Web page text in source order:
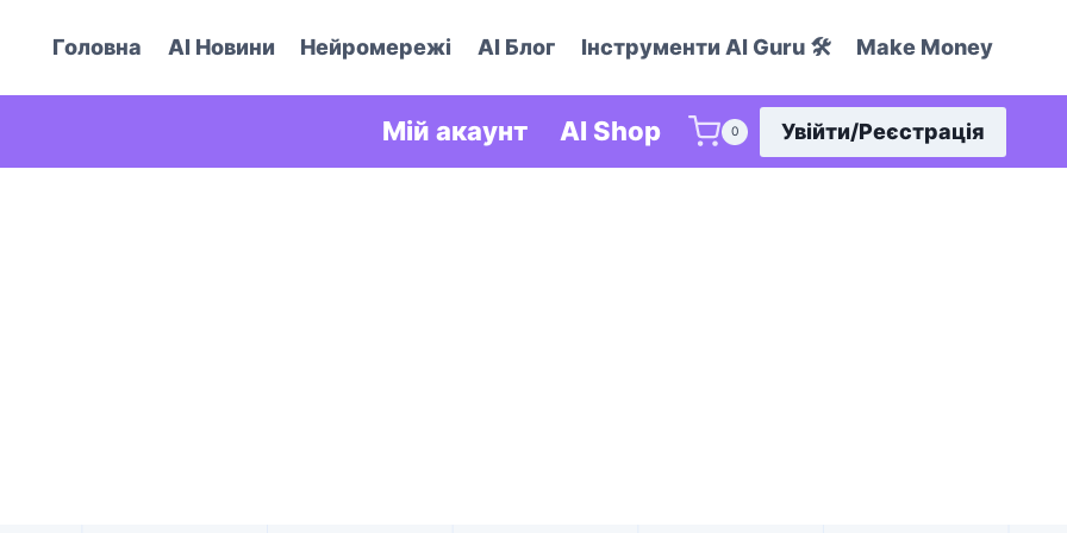
Головна AI Новини Нейромережі AI Блог Інструменти AI Guru 🛠️ Make Money
Мій акаунт AI Shop 0 Увійти/Реєстрація